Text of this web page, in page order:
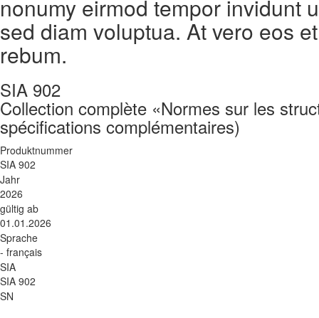
nonumy eirmod tempor invidunt
sed diam voluptua. At vero eos
rebum.
SIA 902
Collection complète «Normes sur les
spécifications complémentaires)
Produktnummer
SIA 902
Jahr
2026
gültig ab
01.01.2026
Sprache
- français
SIA
SIA 902
SN